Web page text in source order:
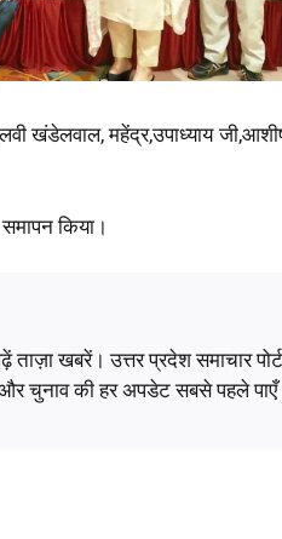
खंडेलवाल, महेंद्र,उपाध्याय
किया।
खबरें। उत्तर प्रदेश समाचार
चुनाव की हर अपडेट सबसे पहले